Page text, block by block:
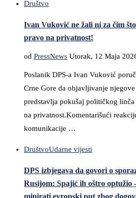
Društvo
Ivan Vuković ne žali ni za čim
pravo na privatnost!
od PressNews Utorak, 12 Maja
Poslanik DPS-a Ivan Vuković
Crne Gore da objavljivanje
predstavlja pokušaj političkog
na privatnost.Komentarišući
komunikacije …
DruštvoUdarne vijesti
DPS izbjegava da govori o
Rusijom: Spajić ih oštro optužio
minirati evropski put zbog